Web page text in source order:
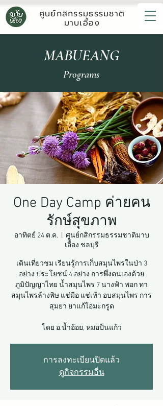
ศูนย์กสิกรรมธรรมชาติ
มาบเอื้อง
MABUEANG
Programs
One Day Camp ค่ายคน
รักษ์สุขภาพ
อาทิตย์ 24 ต.ค.
ศูนย์กสิกรรมธรรมชาติมาบ
เอื้อง ชลบุรี
เดินเที่ยวชม เรียนรู้การเก็บสมุนไพรในป่า 3
อย่าง ประโยชน์ 4 อย่าง การพึ่งตนเองด้วย
ภูมิปัญญาไทย น้ำสมุนไพร 7 นางฟ้า พอก ทา
สมุนไพรล้างพิษ แช่มือ แช่เท้า อบสมุนไพร การ
สุมยา ยาแก้ไอมะกรูด
โดย อ.น้ำอ้อย, หมอปิ่นแก้ว
การลงทะเบียนปิดแล้ว
ดูกิจกรรมอื่น